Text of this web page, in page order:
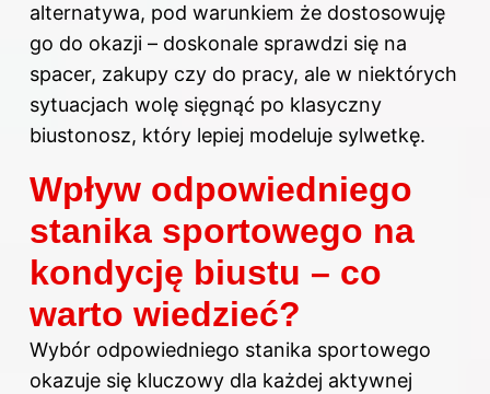
alternatywa, pod warunkiem że dostosowuję
go do okazji – doskonale sprawdzi się na
spacer, zakupy czy do pracy, ale w niektórych
sytuacjach wolę sięgnąć po klasyczny
biustonosz, który lepiej modeluje sylwetkę.
Wpływ odpowiedniego
stanika sportowego na
kondycję biustu – co
warto wiedzieć?
Wybór odpowiedniego stanika sportowego
okazuje się kluczowy dla każdej aktywnej